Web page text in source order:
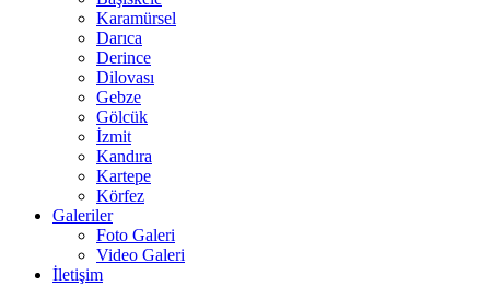
Karamürsel
Darıca
Derince
Dilovası
Gebze
Gölcük
İzmit
Kandıra
Kartepe
Körfez
Galeriler
Foto Galeri
Video Galeri
İletişim